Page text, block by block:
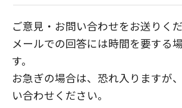
ご意見・お問い合わせをお送りくだ
メールでの回答には時間を要する
す。
お急ぎの場合は、恐れ入りますが
い合わせください。